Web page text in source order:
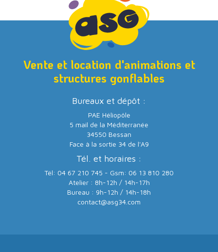
Vente et location d'animations et
structures gonflables
Bureaux et dépôt :
PAE Héliopôle
5 mail de la Méditerranée
34550 Bessan
Face à la sortie 34 de l'A9
Tél. et horaires :
Tél: 04 67 210 745 - Gsm: 06 13 810 280
Atelier : 8h-12h / 14h-17h
Bureau : 9h-12h / 14h-18h
contact@asg34.com